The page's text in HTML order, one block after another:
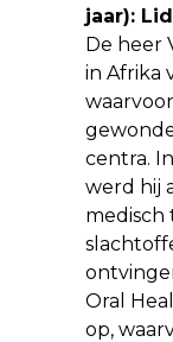
jaar):
De heer
in Afrika
centra.
werd hij
medisch
Oral
op,